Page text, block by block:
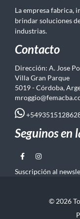
La empresa fabrica,
brindar soluciones
industrias.
Contacto
Dirección: A. Jose
Villa Gran Parque
5019 - Córdoba,
Seguinos en
Suscripción al
© 2026